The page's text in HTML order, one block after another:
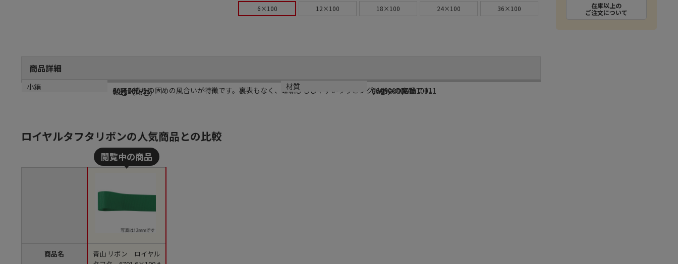
6×100 12×100 18×100 24×100 36×100
商品詳細
商品説明
タフタ織りの固めの風合いが特徴です。裏表もなく、蝶結びもしやすいラッピングリボンの定番です。
メーカー品番
30-6701-11
型番
0003000067010011
規格
6×100
サイズ
6mm×100m
カラー
＃11
材質
アセテート
小箱
15巻（15巻）
在庫以上の
ご注文について
ロイヤルタフタリボンの人気商品との比較
商品名
青山 リボン ロイヤル